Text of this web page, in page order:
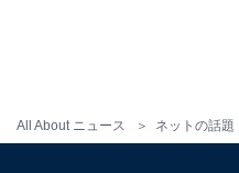
All About ニュース ネットの話題